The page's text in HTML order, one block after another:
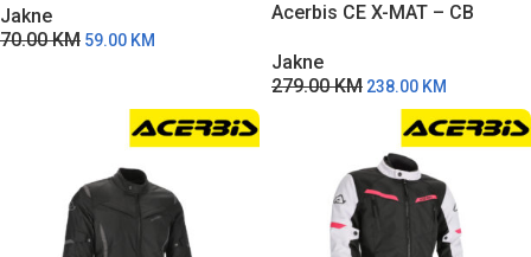
Jakne
70.00KM 59.00 KM
Acerbis CE X-MAT – CB
Jakne
279.00KM 238.00 KM